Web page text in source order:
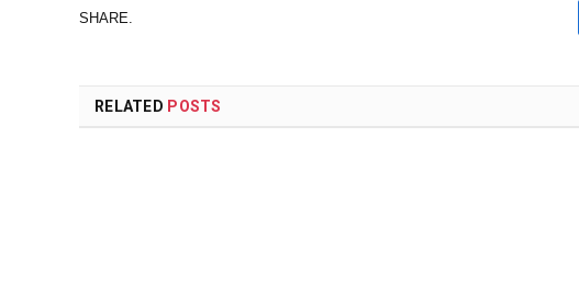
SHARE.
RELATED POSTS